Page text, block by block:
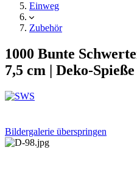
Einweg
Zubehör
1000 Bunte
7,5 cm | Deko-
Bildergalerie überspringen